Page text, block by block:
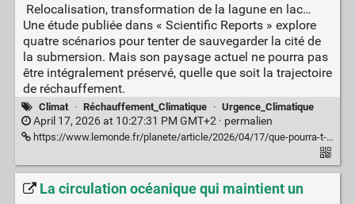
Relocalisation, transformation de la lagune en lac…
Une étude publiée dans « Scientific Reports » explore
quatre scénarios pour tenter de sauvegarder la cité de
la submersion. Mais son paysage actuel ne pourra pas
être intégralement préservé, quelle que soit la trajectoire
de réchauffement.
Climat · Réchauffement_Climatique · Urgence_Climatique
April 17, 2026 at 10:27:31 PM GMT+2 · permalien
https://www.lemonde.fr/planete/article/2026/04/17/que-pourra-t-on-sauver-de-venise-menacee-par-l-elevation-du-niveau-de-la-mer_6680807_3244.html
La circulation océanique qui maintient un